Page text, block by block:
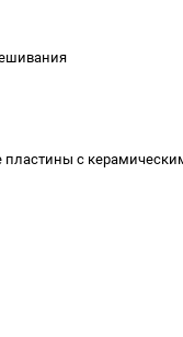
пластины с